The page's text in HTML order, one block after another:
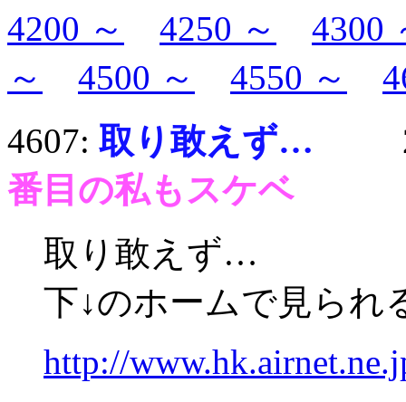
4200 ～
4250 ～
4300
～
4500 ～ 4550 ～
4607: 取り敢えず… 2月
番目の私もスケベ
取り敢えず…
下↓のホームで見られ
http://